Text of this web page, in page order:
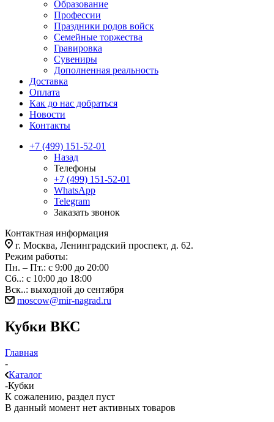
Образование
Профессии
Праздники родов войск
Семейные торжества
Гравировка
Сувениры
Дополненная реальность
Доставка
Оплата
Как до нас добраться
Новости
Контакты
+7 (499) 151-52-01
Назад
Телефоны
+7 (499) 151-52-01
WhatsApp
Telegram
Заказать звонок
Контактная информация
г. Москва, Ленинградский проспект, д. 62.
Режим работы:
Пн. – Пт.: с 9:00 до 20:00
Сб..: с 10:00 до 18:00
Вск..: выходной до сентября
moscow@mir-nagrad.ru
Кубки ВКС
Главная
-
Каталог
-Кубки
К сожалению, раздел пуст
В данный момент нет активных товаров